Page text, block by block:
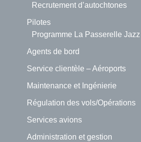
Recrutement d’autochtones
Pilotes
Programme La Passerelle Jazz
Agents de bord
Service clientèle – Aéroports
Maintenance et Ingénierie
Régulation des vols/Opérations
Services avions
Administration et gestion